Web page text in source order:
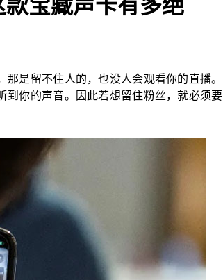
宝藏声卡有多绝
是留不住人的，也没人会观看你的直播。
到你的声音。因此若想留住粉丝，就必须要